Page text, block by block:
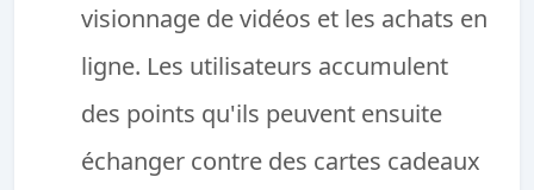
visionnage de vidéos et les achats en
ligne. Les utilisateurs accumulent
des points qu'ils peuvent ensuite
échanger contre des cartes cadeaux